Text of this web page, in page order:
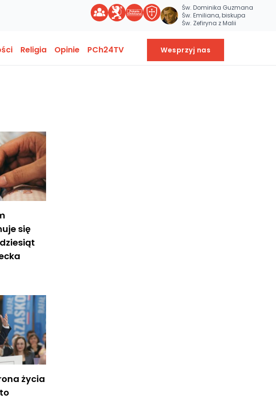
Św. Dominika Guzmana
Św. Emiliana, biskupa
Św. Zefiryna z Malii
Religia Opinie PCh24TV Wesprzyj nas
się
życia